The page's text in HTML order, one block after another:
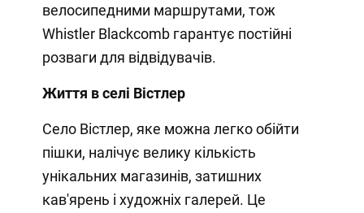
велосипедними маршрутами, тож
Whistler Blackcomb гарантує постійні
розваги для відвідувачів.
Життя в селі Вістлер
Село Вістлер, яке можна легко обійти
пішки, налічує велику кількість
унікальних магазинів, затишних
кав'ярень і художніх галерей. Це